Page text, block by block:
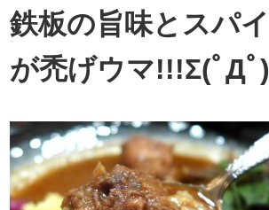
鉄板の旨味とスパ
が禿げウマ!!!Σ(ﾟДﾟ)